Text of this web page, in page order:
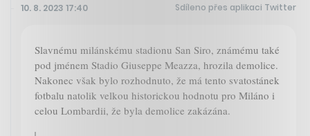
10. 8. 2023 17:40 Sdíleno přes aplikaci Twitter
Slavnému milánskému stadionu San Siro, známému také
pod jménem Stadio Giuseppe Meazza, hrozila demolice.
Nakonec však bylo rozhodnuto, že má tento svatostánek
fotbalu natolik velkou historickou hodnotu pro Miláno i
celou Lombardii, že byla demolice zakázána.